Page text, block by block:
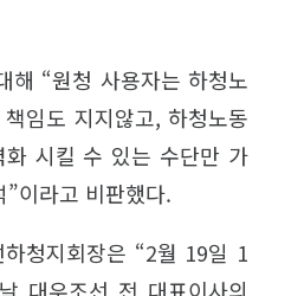
해 “원청 사용자는 하청노
임도 지지않고, 하청노동
시킬 수 있는 수단만 가
이라고 비판했다.
청지회장은 “2월 19일 1